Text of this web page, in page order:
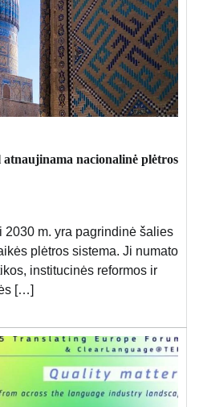
atnaujinama nacionalinė plėtros
2030 m. yra pagrindinė šalies
plėtros sistema. Ji numato
institucinės reformos ir
[…]